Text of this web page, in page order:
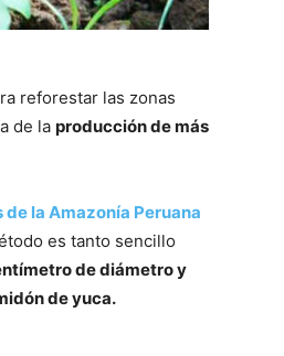
reforestar las zonas
de la producción de más
la Amazonía Peruana
es tanto sencillo
de diámetro y
de yuca.